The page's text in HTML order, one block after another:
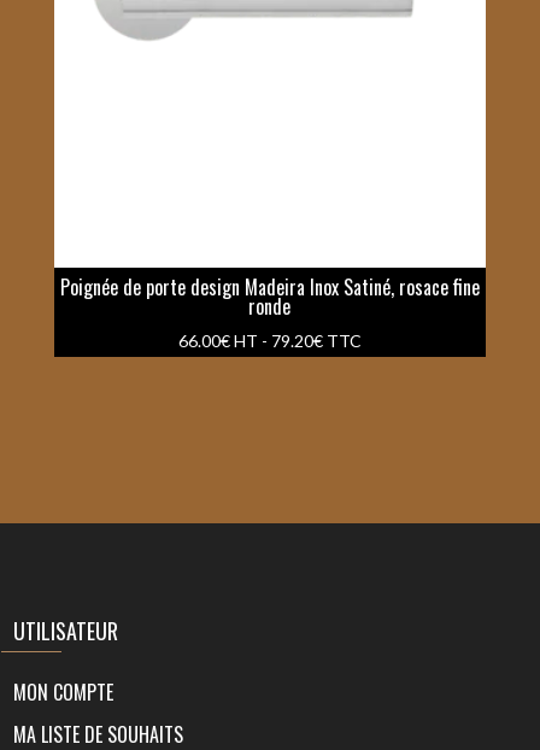
Poignée de porte design Madeira Inox Satiné, rosace fine
ronde
66.00€HT - 79.20€TTC
UTILISATEUR
MON COMPTE
MA LISTE DE SOUHAITS